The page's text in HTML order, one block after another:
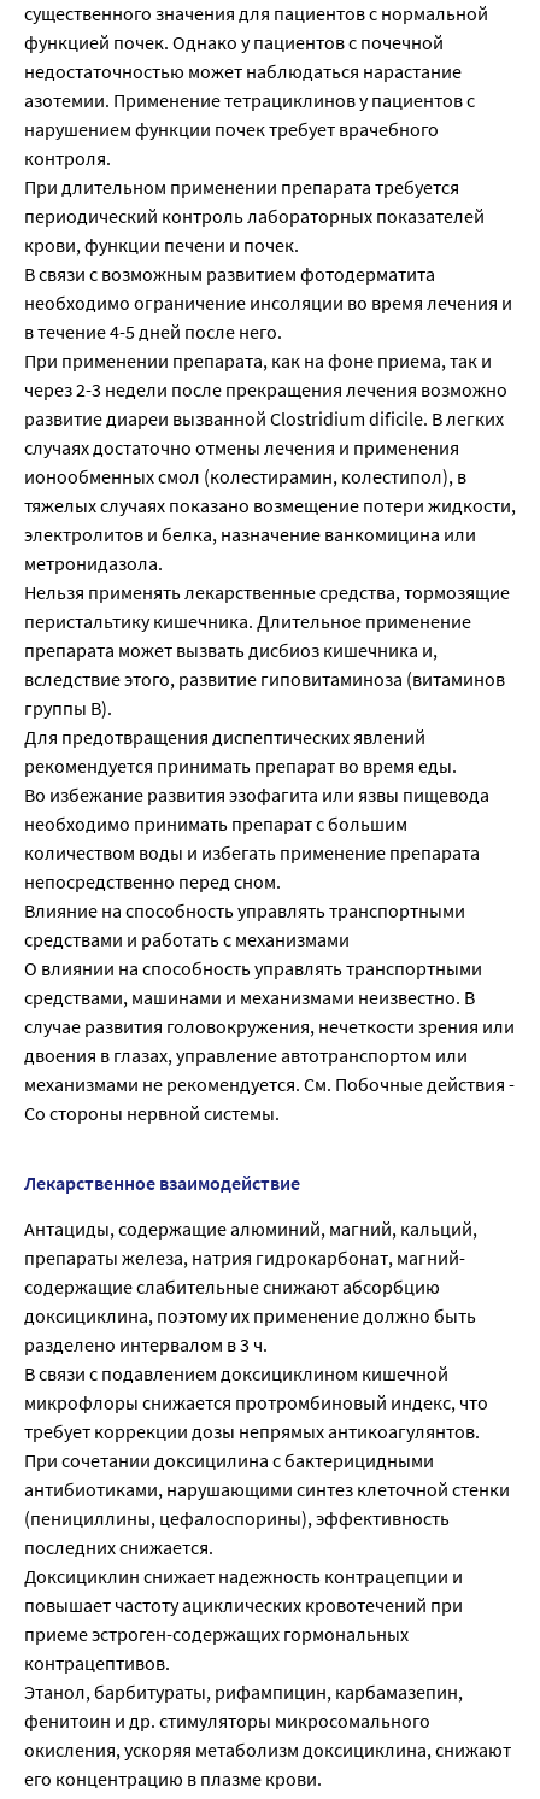
существенного значения для пациентов с нормальной
функцией почек. Однако у пациентов с почечной
недостаточностью может наблюдаться нарастание
азотемии. Применение тетрациклинов у пациентов с
нарушением функции почек требует врачебного
контроля.
При длительном применении препарата требуется
периодический контроль лабораторных показателей
крови, функции печени и почек.
В связи с возможным развитием фотодерматита
необходимо ограничение инсоляции во время лечения и
в течение 4-5 дней после него.
При применении препарата, как на фоне приема, так и
через 2-3 недели после прекращения лечения возможно
развитие диареи вызванной Clostridium dificile. В легких
случаях достаточно отмены лечения и применения
ионообменных смол (колестирамин, колестипол), в
тяжелых случаях показано возмещение потери жидкости,
электролитов и белка, назначение ванкомицина или
метронидазола.
Нельзя применять лекарственные средства, тормозящие
перистальтику кишечника. Длительное применение
препарата может вызвать дисбиоз кишечника и,
вследствие этого, развитие гиповитаминоза (витаминов
группы В).
Для предотвращения диспептических явлений
рекомендуется принимать препарат во время еды.
Во избежание развития эзофагита или язвы пищевода
необходимо принимать препарат с большим
количеством воды и избегать применение препарата
непосредственно перед сном.
Влияние на способность управлять транспортными
средствами и работать с механизмами
О влиянии на способность управлять транспортными
средствами, машинами и механизмами неизвестно. В
случае развития головокружения, нечеткости зрения или
двоения в глазах, управление автотранспортом или
механизмами не рекомендуется. См. Побочные действия -
Со стороны нервной системы.
Лекарственное взаимодействие
Антациды, содержащие алюминий, магний, кальций,
препараты железа, натрия гидрокарбонат, магний-
содержащие слабительные снижают абсорбцию
доксициклина, поэтому их применение должно быть
разделено интервалом в 3 ч.
В связи с подавлением доксициклином кишечной
микрофлоры снижается протромбиновый индекс, что
требует коррекции дозы непрямых антикоагулянтов.
При сочетании доксицилина с бактерицидными
антибиотиками, нарушающими синтез клеточной стенки
(пенициллины, цефалоспорины), эффективность
последних снижается.
Доксициклин снижает надежность контрацепции и
повышает частоту ациклических кровотечений при
приеме эстроген-содержащих гормональных
контрацептивов.
Этанол, барбитураты, рифампицин, карбамазепин,
фенитоин и др. стимуляторы микросомального
окисления, ускоряя метаболизм доксициклина, снижают
его концентрацию в плазме крови.